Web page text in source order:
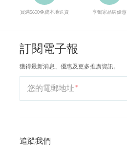
買滿$600免費本地送貨 享獨家品牌優惠
訂閱電子報
獲得最新消息、優惠及更多推廣資訊。
您的電郵地址
追蹤我們